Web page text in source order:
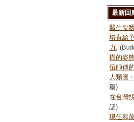
最新回
醫生要
培育給
力
,
樹的姿
伍師傅
人類圖
藥)
在台灣
話)
現任和